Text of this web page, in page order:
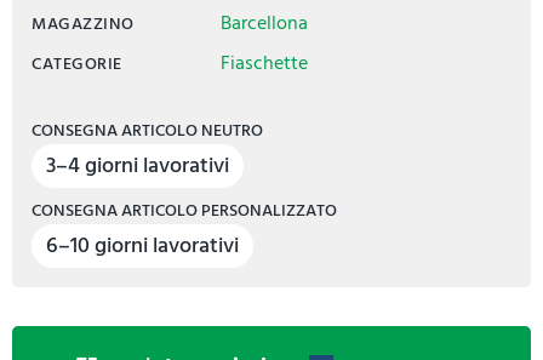
MAGAZZINO Barcellona
CATEGORIE Fiaschette
CONSEGNA ARTICOLO NEUTRO
3–4 giorni lavorativi
CONSEGNA ARTICOLO PERSONALIZZATO
6–10 giorni lavorativi